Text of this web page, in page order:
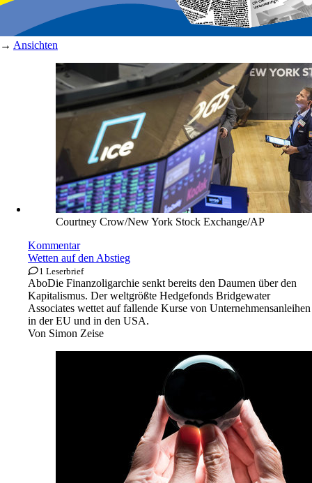
→ Ansichten
Courtney Crow/New York Stock Exchange/AP
Kommentar
Wetten auf den Abstieg
1 Leserbrief
AboDie Finanzoligarchie senkt bereits den Daumen über den
Kapitalismus. Der weltgrößte Hedgefonds Bridgewater
Associates wettet auf fallende Kurse von Unternehmensanleihen
in der EU und in den USA.
Von Simon Zeise